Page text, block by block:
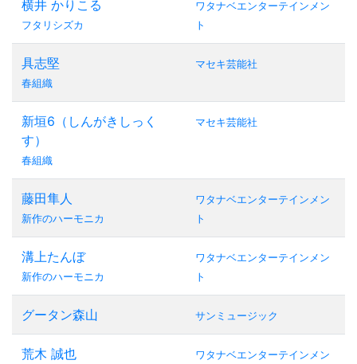
横井 かりこる
フタリシズカ
ワタナベエンターテインメン
ト
具志堅
春組織
マセキ芸能社
新垣6（しんがきしっく
す）
春組織
マセキ芸能社
藤田隼人
新作のハーモニカ
ワタナベエンターテインメン
ト
溝上たんぼ
新作のハーモニカ
ワタナベエンターテインメン
ト
グータン森山 サンミュージック
荒木 誠也
ワタナベエンターテインメン